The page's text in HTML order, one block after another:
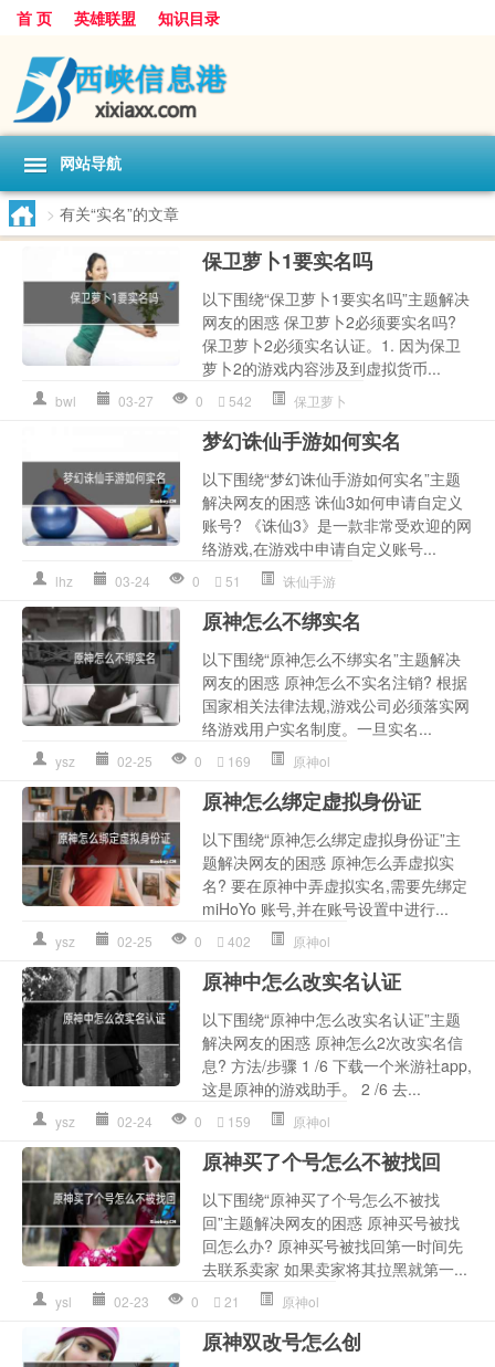
首 页 英雄联盟 知识目录
网站导航
> 有关“实名”的文章
保卫萝卜1要实名吗
以下围绕“保卫萝卜1要实名吗”主题解决
网友的困惑 保卫萝卜2必须要实名吗?
保卫萝卜2必须实名认证。1. 因为保卫
萝卜2的游戏内容涉及到虚拟货币...
bwl 03-27 0 542 保卫萝卜
梦幻诛仙手游如何实名
以下围绕“梦幻诛仙手游如何实名”主题
解决网友的困惑 诛仙3如何申请自定义
账号? 《诛仙3》是一款非常受欢迎的网
络游戏,在游戏中申请自定义账号...
lhz 03-24 0 51 诛仙手游
原神怎么不绑实名
以下围绕“原神怎么不绑实名”主题解决
网友的困惑 原神怎么不实名注销? 根据
国家相关法律法规,游戏公司必须落实网
络游戏用户实名制度。一旦实名...
ysz 02-25 0 169 原神ol
原神怎么绑定虚拟身份证
以下围绕“原神怎么绑定虚拟身份证”主
题解决网友的困惑 原神怎么弄虚拟实
名? 要在原神中弄虚拟实名,需要先绑定
miHoYo 账号,并在账号设置中进行...
ysz 02-25 0 402 原神ol
原神中怎么改实名认证
以下围绕“原神中怎么改实名认证”主题
解决网友的困惑 原神怎么2次改实名信
息? 方法/步骤 1 /6 下载一个米游社app,
这是原神的游戏助手。 2 /6 去...
ysz 02-24 0 159 原神ol
原神买了个号怎么不被找回
以下围绕“原神买了个号怎么不被找
回”主题解决网友的困惑 原神买号被找
回怎么办? 原神买号被找回第一时间先
去联系卖家 如果卖家将其拉黑就第一...
ysl 02-23 0 21 原神ol
原神双改号怎么创